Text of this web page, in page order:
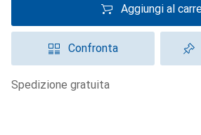
Aggiungi al
Confronta
spedizione gratuita